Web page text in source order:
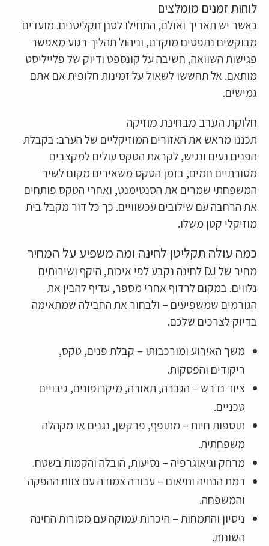
לוחות זמנים מומלצים
כאשר יש תאריך ואולם, התחילו לסנן תקליטנים. מועדים
מבוקשים נתפסים מוקדם, וניהול תהליך רגוע מאפשר
פגישות השוואה, חשיבה על קונספט ודיוק של פלייליסט
מותאם. אל תחששו לשאול על זמינות חלופית אם אתם
גמישים.
חלוקת הערב מבחינת מוזיקה
תכננו מראש את האזורים המוזיקליים של הערב: בקבלת
הפנים נעים ונגיש, לקראת הטקס עולים למקצבים
מסורתיים חמים, בזמן הטקס משאירים מקום לשיר
המשפחתי שמרים את הסנטימנט, ואחרי הטקס פותחים
את הרחבה עם שילובים עכשוויים. כך כל דור מקבל בית
מוזיקלי קטן משלו.
כמה עולה תקליטן לחינה ומה משפיע על המחיר
מחיר של DJ לחינה נקבע לפי איכות, היקף ושירותים
נלווים. במקום לרדוף אחרי מספר, עדיף להבין את
הגורמים שמשפיעים – ולבחור את החבילה שמתאימה
בדיוק לצרכים שלכם.
משך האירוע ומורכבותו – קבלת פנים, טקס,
ריקודים והפסקות.
ציוד נדרש – הגברה, תאורה, מיקרופונים, גיבויים
טכניים.
תוספות חיות – מתופף, פרקשן, נגנים או מקהלה
משפחתית.
מרחק וגיאוגרפיה – נסיעות, הובלה והקמות בשטח.
רמת הנחיה ותיאום – עבודה צמודה עם צוות ההפקה
והמשפחה.
ניסיון והתמחות – היכרות עמוקה עם מסורות החינה
השונות.